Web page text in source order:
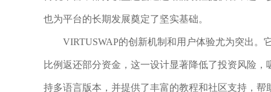
也为平台的长期发展奠定了坚实基础。
VIRTUSWAP的创新机制和用户体验尤为突出
比例返还部分资金，这一设计显著降低了投资风险
持多语言版本，并提供了丰富的教程和社区支持，